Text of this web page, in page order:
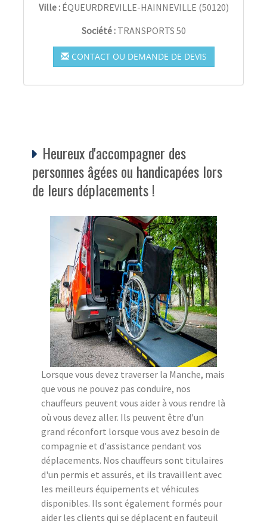
Ville : ÉQUEURDREVILLE-HAINNEVILLE (50120)
Société : TRANSPORTS 50
CONTACT OU DEMANDE DE DEVIS
Heureux d'accompagner des
personnes âgées ou handicapées lors
de leurs déplacements !
Lorsque vous devez traverser la Manche, mais
que vous ne pouvez pas conduire, nos
chauffeurs peuvent vous aider à vous rendre là
où vous devez aller. Ils peuvent être d'un
grand réconfort lorsque vous avez besoin de
compagnie et d'assistance pendant vos
déplacements. Nos chauffeurs sont titulaires
d'un permis et assurés, et ils travaillent avec
les meilleurs équipements et véhicules
disponibles. Ils sont également formés pour
aider les clients qui se déplacent en fauteuil